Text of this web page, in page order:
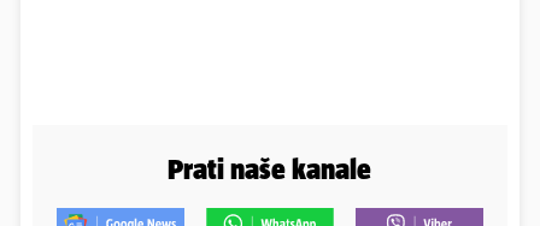
Prati naše kanale